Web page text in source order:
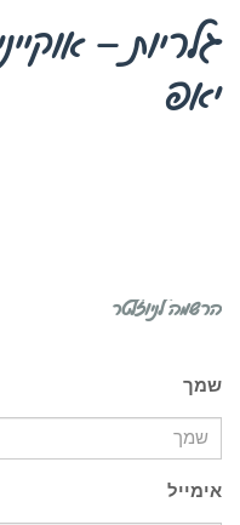
גלריות –
יאפ
הרשמה לניוזלטר
שמך
אימייל